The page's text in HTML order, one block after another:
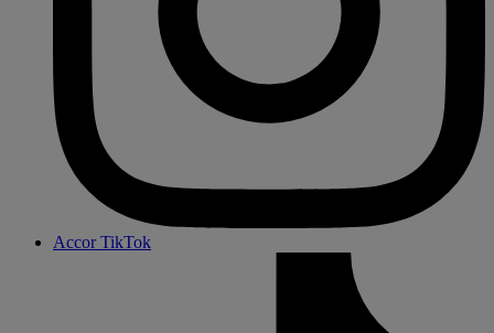
Accor TikTok